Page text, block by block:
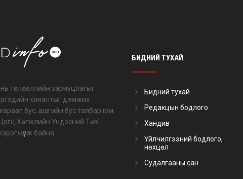
төлөөллийн хариуцлагыг
хяналтыг дэмжих
бус, ашгийн бус талбар юм.
Хөгжлийн Үндэсний Төв"
байна.
БИДНИЙ ТУХАЙ
Бидний тухай
Редакцын бодлого
Хандив
Үйлчилгээний бодлого,
нөхцөл
Судалгааны сан